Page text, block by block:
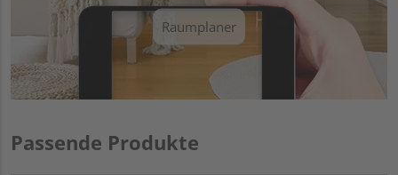
Raumplaner
Passende Produkte